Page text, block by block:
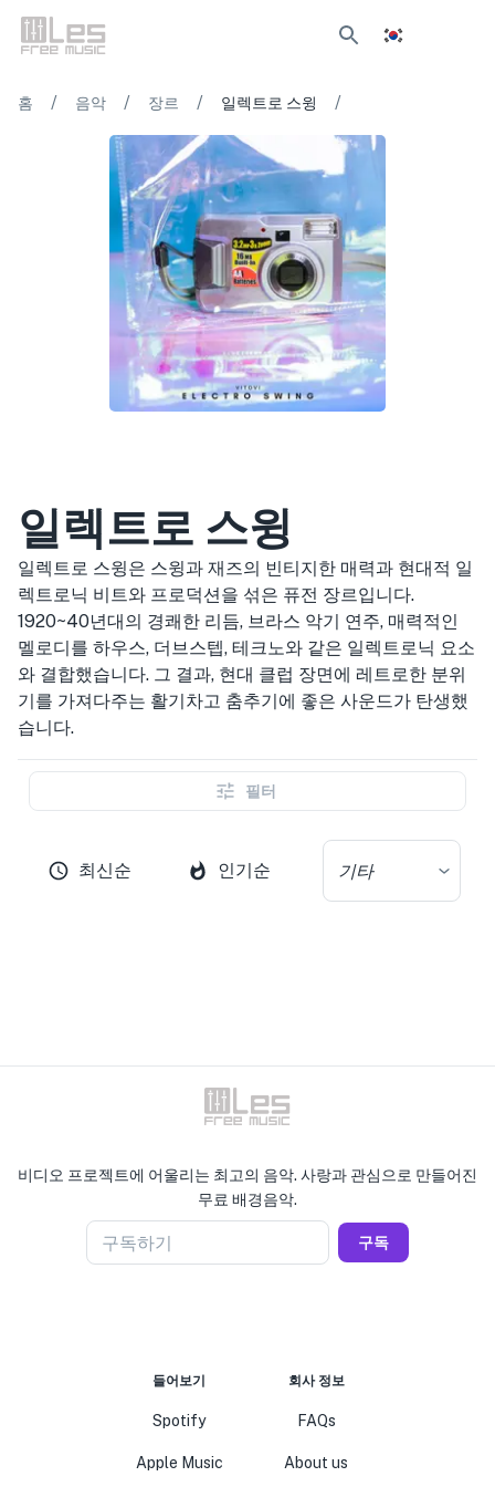
홈 / 음악 / 장르 / 일렉트로 스윙 /
일렉트로 스윙
일렉트로 스윙은 스윙과 재즈의 빈티지한 매력과 현대적 일
렉트로닉 비트와 프로덕션을 섞은 퓨전 장르입니다.
1920~40년대의 경쾌한 리듬, 브라스 악기 연주, 매력적인
멜로디를 하우스, 더브스텝, 테크노와 같은 일렉트로닉 요소
와 결합했습니다. 그 결과, 현대 클럽 장면에 레트로한 분위
기를 가져다주는 활기차고 춤추기에 좋은 사운드가 탄생했
습니다.
필터
최신순 인기순 기타
비디오 프로젝트에 어울리는 최고의 음악. 사랑과 관심으로 만들어진
무료 배경음악.
구독하기 구독
들어보기
Spotify
Apple Music
회사 정보
FAQs
About us